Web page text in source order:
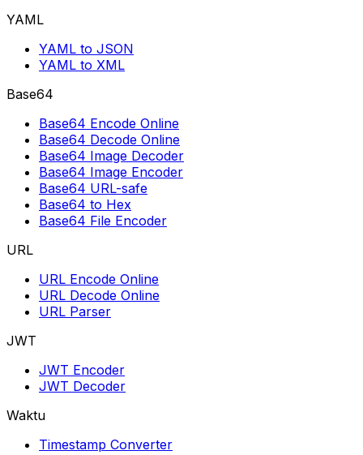
YAML
YAML to JSON
YAML to XML
Base64
Base64 Encode Online
Base64 Decode Online
Base64 Image Decoder
Base64 Image Encoder
Base64 URL-safe
Base64 to Hex
Base64 File Encoder
URL
URL Encode Online
URL Decode Online
URL Parser
JWT
JWT Encoder
JWT Decoder
Waktu
Timestamp Converter